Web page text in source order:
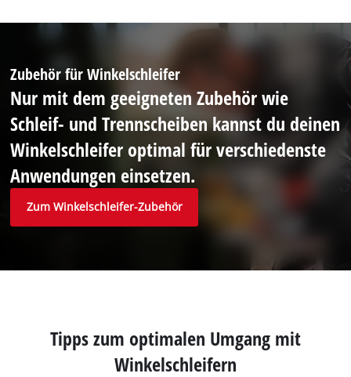
Zubehör für Winkelschleifer
Nur mit dem geeigneten Zubehör wie
Schleif- und Trennscheiben kannst du deinen
Winkelschleifer optimal für verschiedenste
Anwendungen einsetzen.
Zum Winkelschleifer-Zubehör
Tipps zum optimalen Umgang mit
Winkelschleifern